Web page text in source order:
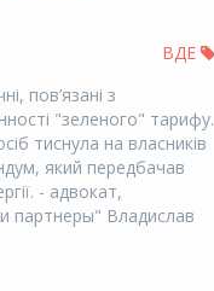
ВДЕ
пов’язані з
"зеленого" тарифу.
тиснула на власників
який передбачав
- адвокат,
партнеры" Владислав